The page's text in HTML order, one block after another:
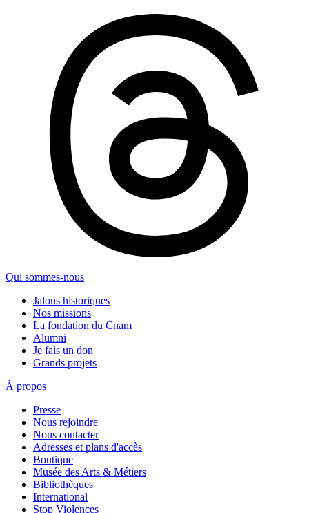
Qui sommes-nous
Jalons historiques
Nos missions
La fondation du Cnam
Alumni
Je fais un don
Grands projets
À propos
Presse
Nous rejoindre
Nous contacter
Adresses et plans d'accès
Boutique
Musée des Arts & Métiers
Bibliothèques
International
Stop Violences